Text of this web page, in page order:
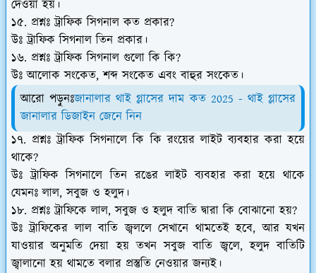
দেওয়া হয়।
১৫. প্রশ্নঃ ট্রাফিক সিগনাল কত প্রকার?
উঃ ট্রাফিক সিগনাল তিন প্রকার।
১৬. প্রশ্নঃ ট্রাফিক সিগনাল গুলো কি কি?
উঃ আলোক সংকেত, শব্দ সংকেত এবং বাহুর সংকেত।
আরো পড়ুনঃজানালার থাই গ্লাসের দাম কত 2025 - থাই গ্লাসের
জানালার ডিজাইন জেনে নিন
১৭. প্রশ্নঃ ট্রাফিক সিগনালে কি কি রংয়ের লাইট ব্যবহার করা হয়ে
থাকে?
উঃ ট্রাফিক সিগনালে তিন রঙের লাইট ব্যবহার করা হয়ে থাকে
যেমনঃ লাল, সবুজ ও হলুদ।
১৮. প্রশ্নঃ ট্রাফিকে লাল, সবুজ ও হলুদ বাতি দ্বারা কি বোঝানো হয়?
উঃ ট্রাফিকের লাল বাতি জ্বললে সেখানে থামতেই হবে, আর যখন
যাওয়ার অনুমতি দেয়া হয় তখন সবুজ বাতি জ্বলে, হলুদ বাতিটি
জ্বালানো হয় থামতে বলার প্রস্তুতি নেওয়ার জন্যই।